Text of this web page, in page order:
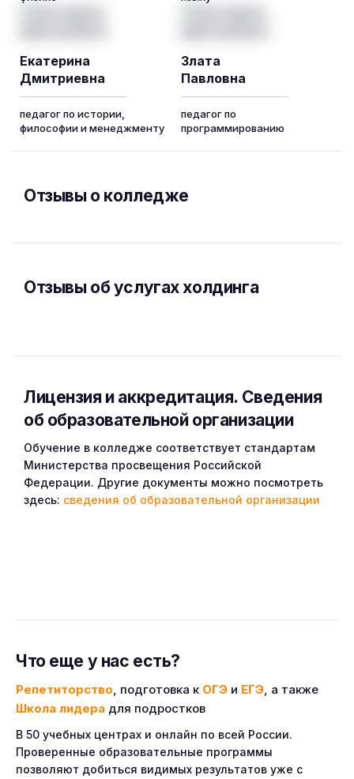
Екатерина
Дмитриевна
педагог по истории,
философии и менеджменту
Злата
Павловна
педагог по
программированию
Отзывы о колледже
Отзывы об услугах холдинга
Лицензия и аккредитация. Cведения
об образовательной организации
Обучение в колледже соответствует стандартам
Министерства просвещения Российской
Федерации. Другие документы можно посмотреть
здесь: сведения об образовательной организации
Что еще у нас есть?
Репетиторство, подготовка к ОГЭ и ЕГЭ, а также
Школа лидера для подростков
В 50 учебных центрах и онлайн по всей России.
Проверенные образовательные программы
позволяют добиться видимых результатов уже с